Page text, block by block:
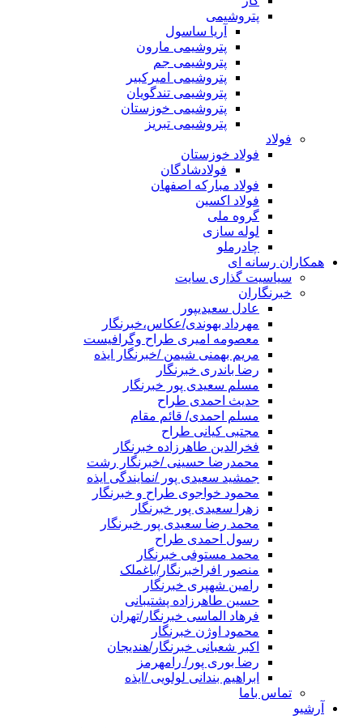
پتروشیمی
آریا ساسول
پتروشیمی مارون
پتروشیمی جم
پتروشیمی امیرکبیر
پتروشیمی تندگویان
پتروشیمی خوزستان
پتروشیمی تبریز
فولاد
فولاد خوزستان
فولادشادگان
فولاد مبارکه اصفهان
فولاد اکسین
گروه ملی
لوله سازی
چادرملو
همکاران رسانه ای
سیاسیت گذاری سایت
خبرنگاران
عادل سعیدیپور
مهرداد بهوندی/عکاس،خبرنگار
معصومه امیری طراح وگرافیست
مریم بهمنی شیمن /خبرنگار ایذه
رضا باندری خبرنگار
مسلم سعیدی پور خبرنگار
حدیث احمدی طراح
مسلم احمدی/ قائم مقام
مجتبی کیانی طراح
فخرالدین طاهرزاده خبرنگار
محمدرضا حسینی /خبرنگار رشت
جمشید سعیدی پور /نمایندگی ایذه
محمود خواجوی طراح و خبرنگار
زهرا سعیدی پور خبرنگار
محمد رضا سعیدی پور خبرنگار
رسول احمدی طراح
محمد مستوفی خبرنگار
منصور افراخبرنگار/باغملک
رامین شهپری خبرنگار
حسین طاهرزاده پشتیبانی
فرهاد الماسی خبرنگار/تهران
محمود اوژن خبرنگار
اکبر شعبانی خبرنگار/هندیجان
رضا بوری پور/ رامهرمز
ابراهیم بندانی لولویی /ایذه
تماس باما
آرشیو